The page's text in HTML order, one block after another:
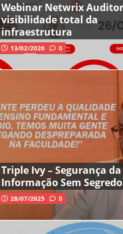
Webinar Netwrix
visibilidade total da
infraestrutura
13/02/2026 0
Triple Ivy – Segurança da
Informação Sem
28/07/2025 0